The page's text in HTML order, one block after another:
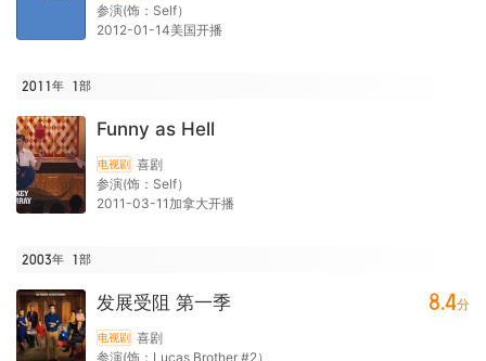
参演(饰：Self）
2012-01-14美国开播
2011年 1部
Funny as Hell
电视剧 喜剧
参演(饰：Self）
2011-03-11加拿大开播
2003年 1部
发展受阻 第一季
电视剧 喜剧
参演(饰：Lucas Brother #2）
8.4分